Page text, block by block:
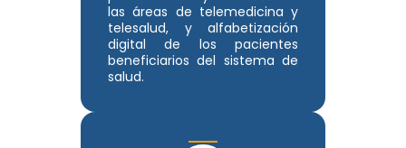
las áreas de telemedicina y
telesalud, y alfabetización
digital de los pacientes
beneficiarios del sistema de
salud.